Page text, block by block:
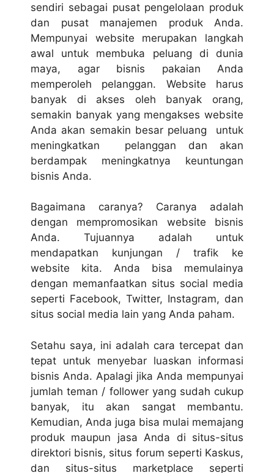
sendiri sebagai pusat pengelolaan produk
dan pusat manajemen produk Anda.
Mempunyai website merupakan langkah
awal untuk membuka peluang di dunia
maya, agar bisnis pakaian Anda
memperoleh pelanggan. Website harus
banyak di akses oleh banyak orang,
semakin banyak yang mengakses website
Anda akan semakin besar peluang untuk
meningkatkan pelanggan dan akan
berdampak meningkatnya keuntungan
bisnis Anda.
Bagaimana caranya? Caranya adalah
dengan mempromosikan website bisnis
Anda. Tujuannya adalah untuk
mendapatkan kunjungan / trafik ke
website kita. Anda bisa memulainya
dengan memanfaatkan situs social media
seperti Facebook, Twitter, Instagram, dan
situs social media lain yang Anda paham.
Setahu saya, ini adalah cara tercepat dan
tepat untuk menyebar luaskan informasi
bisnis Anda. Apalagi jika Anda mempunyai
jumlah teman / follower yang sudah cukup
banyak, itu akan sangat membantu.
Kemudian, Anda juga bisa mulai memajang
produk maupun jasa Anda di situs-situs
direktori bisnis, situs forum seperti Kaskus,
dan situs-situs marketplace seperti